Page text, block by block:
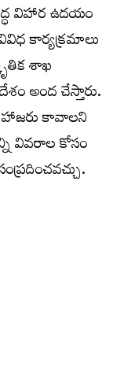
విహార ఉదయం
కార్యక్రమాలు
శాఖ
అంద చేస్తారు.
హాజరు కావాలని
వివరాల కోసం